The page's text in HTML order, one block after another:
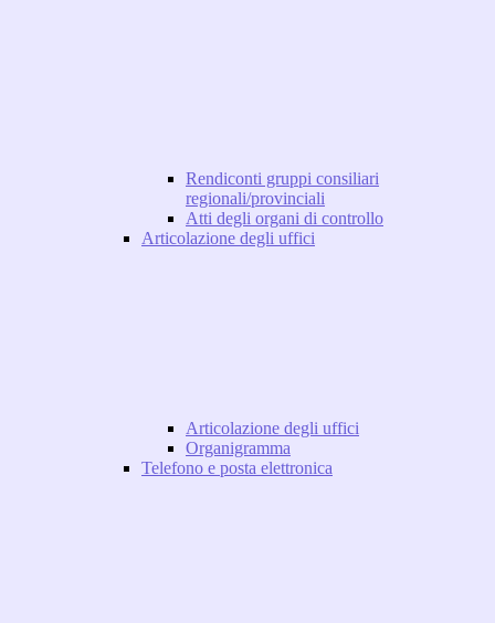
Rendiconti gruppi consiliari
regionali/provinciali
Atti degli organi di controllo
Articolazione degli uffici
Articolazione degli uffici
Organigramma
Telefono e posta elettronica